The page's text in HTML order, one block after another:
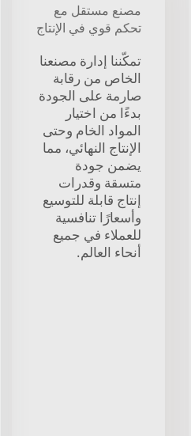
مصنع مستقل مع
تحكم قوي في الإنتاج
تمكّننا إدارة مصنعنا
الخاص من رقابة
صارمة على الجودة
بدءًا من اختيار
المواد الخام وحتى
الإنتاج النهائي، مما
يضمن جودة
متسقة وقدرات
إنتاج قابلة للتوسيع
وأسعارًا تنافسية
للعملاء في جميع
أنحاء العالم.